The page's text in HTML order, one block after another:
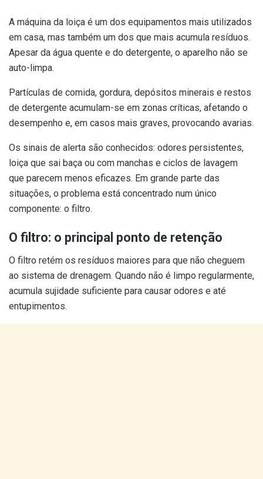
A máquina da loiça é um dos equipamentos mais utilizados
em casa, mas também um dos que mais acumula resíduos.
Apesar da água quente e do detergente, o aparelho não se
auto-limpa.
Partículas de comida, gordura, depósitos minerais e restos
de detergente acumulam-se em zonas críticas, afetando o
desempenho e, em casos mais graves, provocando avarias.
Os sinais de alerta são conhecidos: odores persistentes,
loiça que sai baça ou com manchas e ciclos de lavagem
que parecem menos eficazes. Em grande parte das
situações, o problema está concentrado num único
componente: o filtro.
O filtro: o principal ponto de retenção
O filtro retém os resíduos maiores para que não cheguem
ao sistema de drenagem. Quando não é limpo regularmente,
acumula sujidade suficiente para causar odores e até
entupimentos.